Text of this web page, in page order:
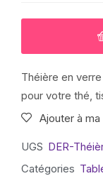
Théière en
pour votre thé,
Ajouter à
UGS DER-
Catégories